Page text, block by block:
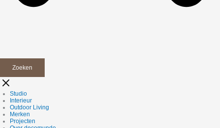
Zoeken
Studio
Interieur
Outdoor Living
Merken
Projecten